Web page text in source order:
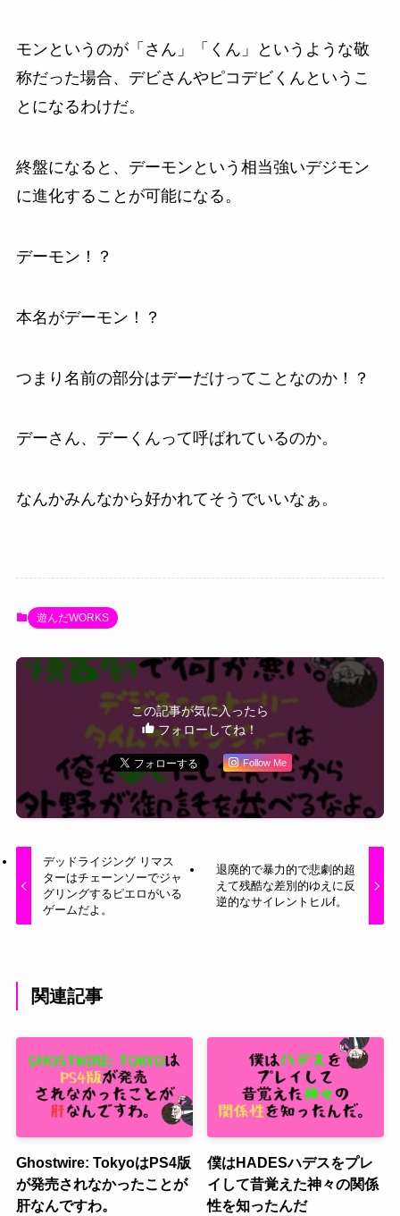
モンというのが「さん」「くん」というような敬
称だった場合、デビさんやピコデビくんというこ
とになるわけだ。
終盤になると、デーモンという相当強いデジモン
に進化することが可能になる。
デーモン！？
本名がデーモン！？
つまり名前の部分はデーだけってことなのか！？
デーさん、デーくんって呼ばれているのか。
なんかみんなから好かれてそうでいいなぁ。
遊んだWORKS
この記事が気に入ったら
フォローしてね！
Follow Me
デッドライジング リマス
ターはチェーンソーでジャ
グリングするピエロがいる
ゲームだよ。
退廃的で暴力的で悲劇的超
えて残酷な差別的ゆえに反
逆的なサイレントヒルf。
関連記事
Ghostwire: TokyoはPS4版
が発売されなかったことが
肝なんですわ。
僕はHADESハデスをプレ
イして昔覚えた神々の関係
性を知ったんだ